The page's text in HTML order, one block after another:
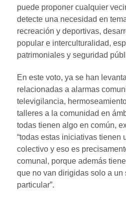
puede proponer cualquier
detecte una necesidad en
recreación y deportivas,
popular e interculturalidad,
patrimoniales y seguridad
En este voto, ya se han
relacionadas a alarmas
televigilancia,
talleres a la comunidad en
todas tienen algo en común,
“todas estas iniciativas tienen
colectivo y eso es
comunal, porque además
que no van dirigidas solo a
particular”.